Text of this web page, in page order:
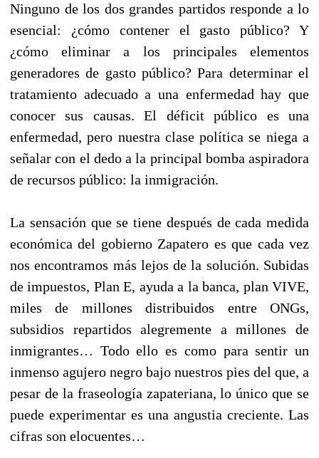
Ninguno de los dos grandes partidos responde a lo
esencial: ¿cómo contener el gasto público? Y
¿cómo eliminar a los principales elementos
generadores de gasto público? Para determinar el
tratamiento adecuado a una enfermedad hay que
conocer sus causas. El déficit público es una
enfermedad, pero nuestra clase política se niega a
señalar con el dedo a la principal bomba aspiradora
de recursos público: la inmigración.
La sensación que se tiene después de cada medida
económica del gobierno Zapatero es que cada vez
nos encontramos más lejos de la solución. Subidas
de impuestos, Plan E, ayuda a la banca, plan VIVE,
miles de millones distribuidos entre ONGs,
subsidios repartidos alegremente a millones de
inmigrantes… Todo ello es como para sentir un
inmenso agujero negro bajo nuestros pies del que, a
pesar de la fraseología zapateriana, lo único que se
puede experimentar es una angustia creciente. Las
cifras son elocuentes…